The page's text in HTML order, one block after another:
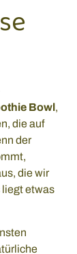
Bowl,
die auf
der
die wir
liegt etwas